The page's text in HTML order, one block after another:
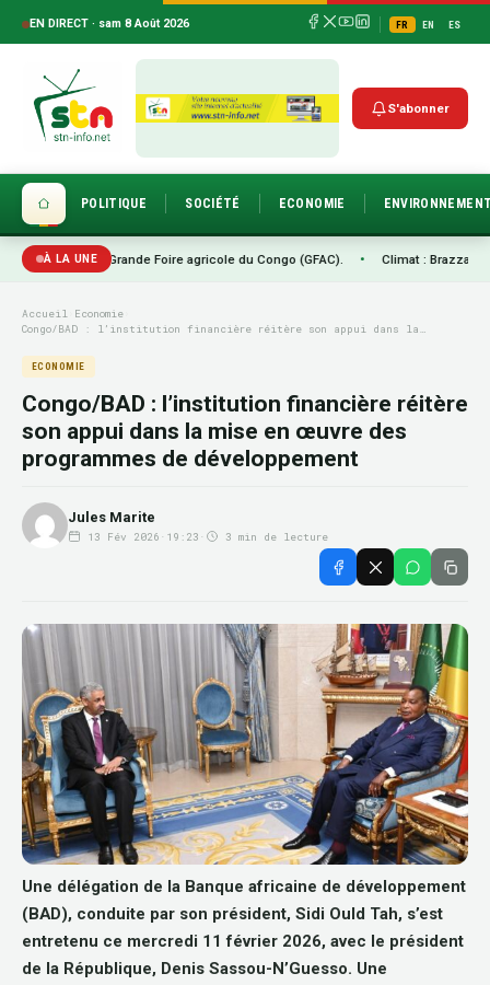
EN DIRECT · sam 8 Août 2026 FR EN ES
S'abonner
POLITIQUE SOCIÉTÉ ECONOMIE
À LA UNE
de la Grande Foire agricole du Congo (GFAC). • Climat : Brazzaville
Accueil Economie
Congo/BAD : l’institution financière réitère son appui dans la…
ECONOMIE
Congo/BAD : l’institution financière réitère
son appui dans la mise en œuvre des
programmes de développement
Jules Marite
13 Fév 2026 · 19:23 · 3 min de lecture
Une délégation de la Banque africaine de développement
(BAD), conduite par son président, Sidi Ould Tah, s’est
entretenu ce mercredi 11 février 2026, avec le président
de la République, Denis Sassou-N’Guesso. Une